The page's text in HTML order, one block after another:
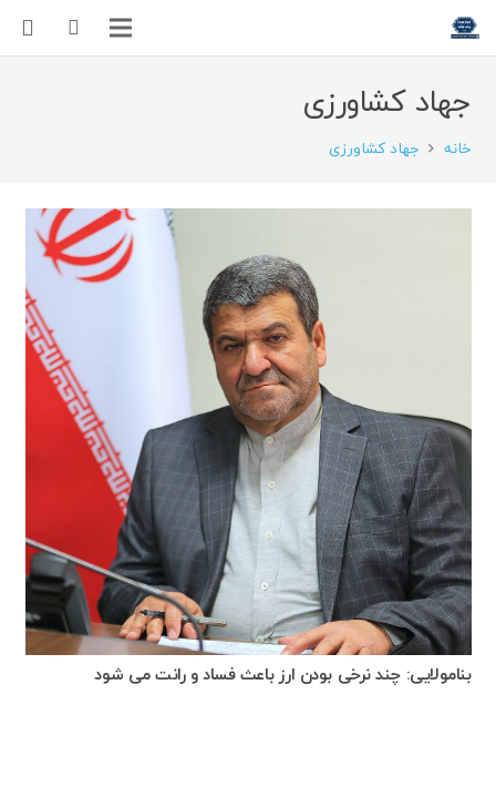
جهاد کشاورزی
خانه جهاد کشاورزی
بنامولایی: چند نرخی بودن ارز باعث فساد و رانت می شود